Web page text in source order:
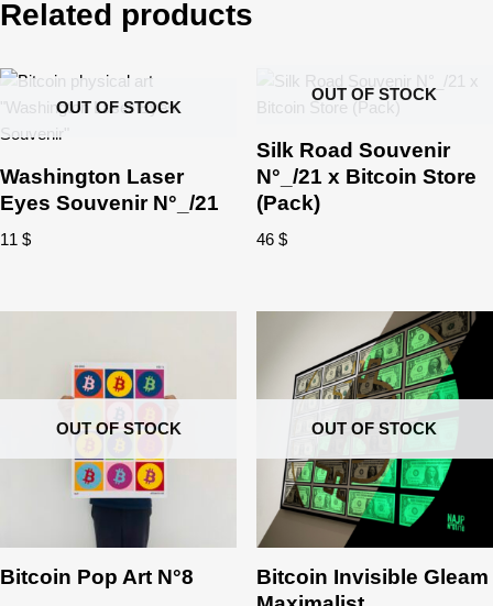
Related products
OUT OF STOCK
Washington Laser
Eyes Souvenir N°_/21
11 $
OUT OF STOCK
Silk Road Souvenir
N°_/21 x Bitcoin Store
(Pack)
46 $
OUT OF STOCK
Bitcoin Pop Art N°8
OUT OF STOCK
Bitcoin Invisible Gleam